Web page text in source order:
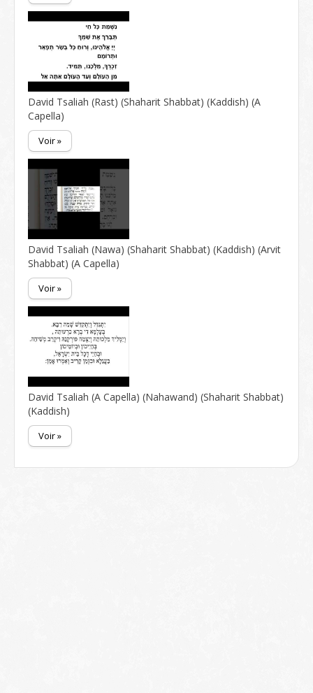
David Tsaliah (Rast) (Shaharit Shabbat) (Kaddish) (A
Capella)
Voir »
David Tsaliah (Nawa) (Shaharit Shabbat) (Kaddish) (Arvit
Shabbat) (A Capella)
Voir »
David Tsaliah (A Capella) (Nahawand) (Shaharit Shabbat)
(Kaddish)
Voir »